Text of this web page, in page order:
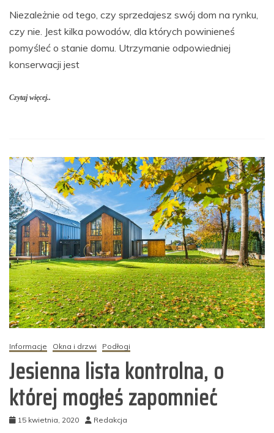
Niezależnie od tego, czy sprzedajesz swój dom na rynku,
czy nie. Jest kilka powodów, dla których powinieneś
pomyśleć o stanie domu. Utrzymanie odpowiedniej
konserwacji jest
Czytaj więcej..
Informacje Okna i drzwi Podłogi
Jesienna lista kontrolna, o
której mogłeś zapomnieć
15 kwietnia, 2020 Redakcja